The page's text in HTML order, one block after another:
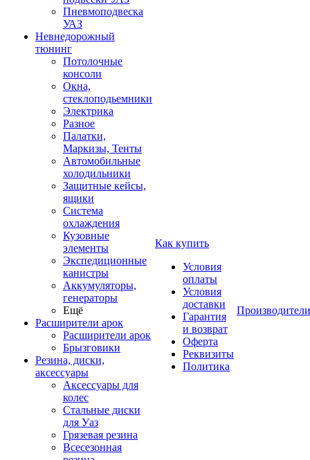
Пневмоподвеска
УАЗ
Невнедорожный
тюнинг
Потолочные
консоли
Окна,
стеклоподьемники
Электрика
Разное
Палатки,
Маркизы, Тенты
Автомобильные
холодильники
Защитные кейсы,
ящики
Система
охлаждения
Кузовные
элементы
Экспедиционные
канистры
Аккумуляторы,
генераторы
Ещё
Расширители арок
Расширители арок
Брызговики
Резина, диски,
аксессуары
Аксессуары для
колес
Стальные диски
для Уаз
Грязевая резина
Всесезонная
Как купить
Условия
оплаты
Условия
доставки
Гарантия
и возврат
Оферта
Реквизиты
Политика
Производители